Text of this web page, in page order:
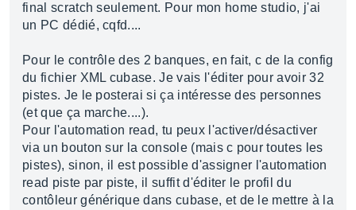
final scratch seulement. Pour mon home studio, j'ai
un PC dédié, cqfd....
Pour le contrôle des 2 banques, en fait, c de la config
du fichier XML cubase. Je vais l'éditer pour avoir 32
pistes. Je le posterai si ça intéresse des personnes
(et que ça marche....).
Pour l'automation read, tu peux l'activer/désactiver
via un bouton sur la console (mais c pour toutes les
pistes), sinon, il est possible d'assigner l'automation
read piste par piste, il suffit d'éditer le profil du
contôleur générique dans cubase, et de le mettre à la